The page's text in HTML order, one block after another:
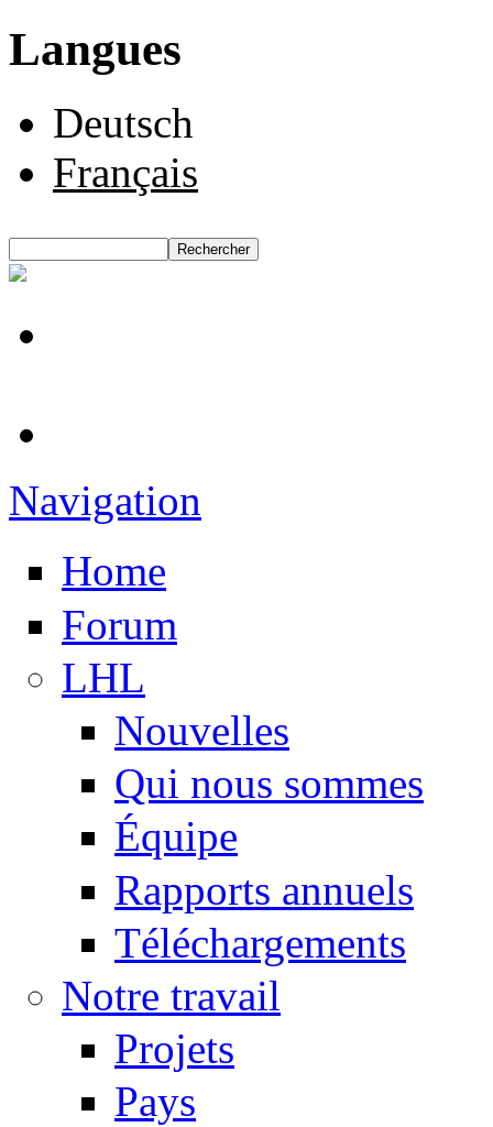
Langues
Deutsch
Français
Formulaire de recherche
Navigation
Home
Forum
LHL
Nouvelles
Qui nous sommes
Équipe
Rapports annuels
Téléchargements
Notre travail
Projets
Pays